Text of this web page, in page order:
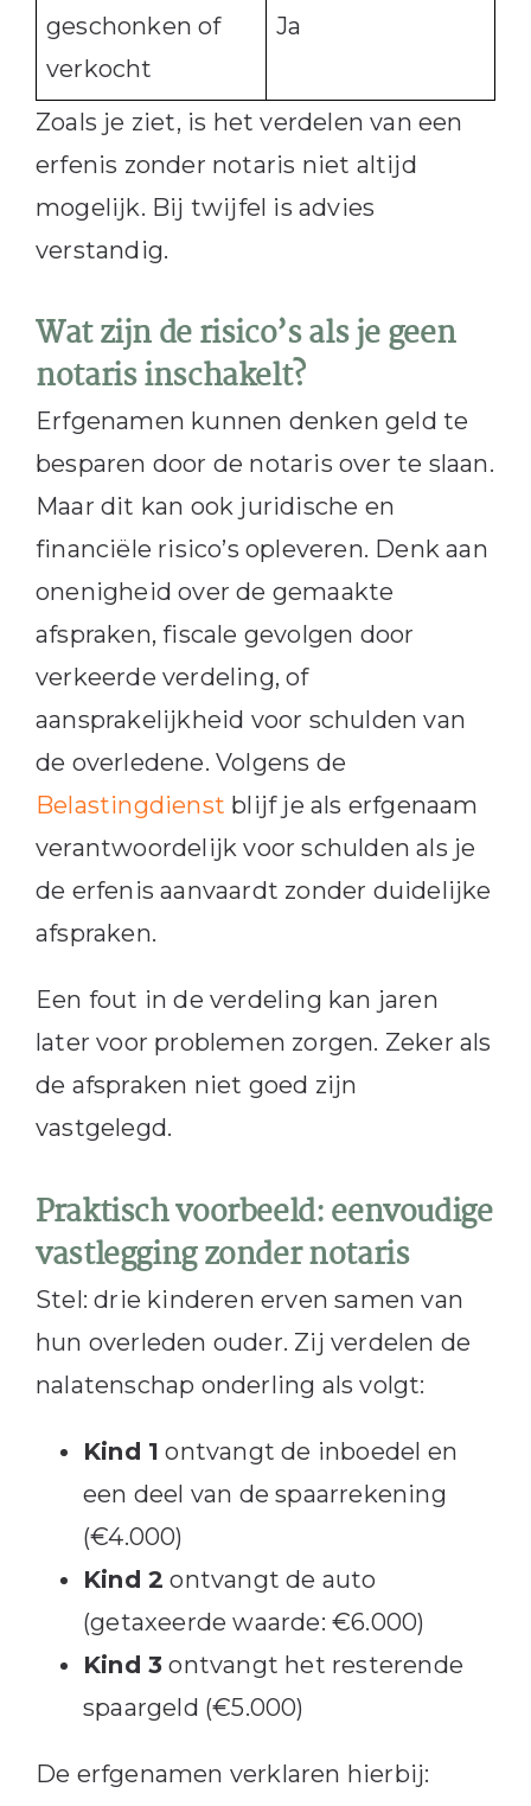
geschonken of
verkocht
Ja
Zoals je ziet, is het verdelen van een
erfenis zonder notaris niet altijd
mogelijk. Bij twijfel is advies
verstandig.
Wat zijn de risico’s als je geen
notaris inschakelt?
Erfgenamen kunnen denken geld te
besparen door de notaris over te slaan.
Maar dit kan ook juridische en
financiële risico’s opleveren. Denk aan
onenigheid over de gemaakte
afspraken, fiscale gevolgen door
verkeerde verdeling, of
aansprakelijkheid voor schulden van
de overledene. Volgens de
Belastingdienst blijf je als erfgenaam
verantwoordelijk voor schulden als je
de erfenis aanvaardt zonder duidelijke
afspraken.
Een fout in de verdeling kan jaren
later voor problemen zorgen. Zeker als
de afspraken niet goed zijn
vastgelegd.
Praktisch voorbeeld: eenvoudige
vastlegging zonder notaris
Stel: drie kinderen erven samen van
hun overleden ouder. Zij verdelen de
nalatenschap onderling als volgt:
Kind 1 ontvangt de inboedel en
een deel van de spaarrekening
(€4.000)
Kind 2 ontvangt de auto
(getaxeerde waarde: €6.000)
Kind 3 ontvangt het resterende
spaargeld (€5.000)
De erfgenamen verklaren hierbij: